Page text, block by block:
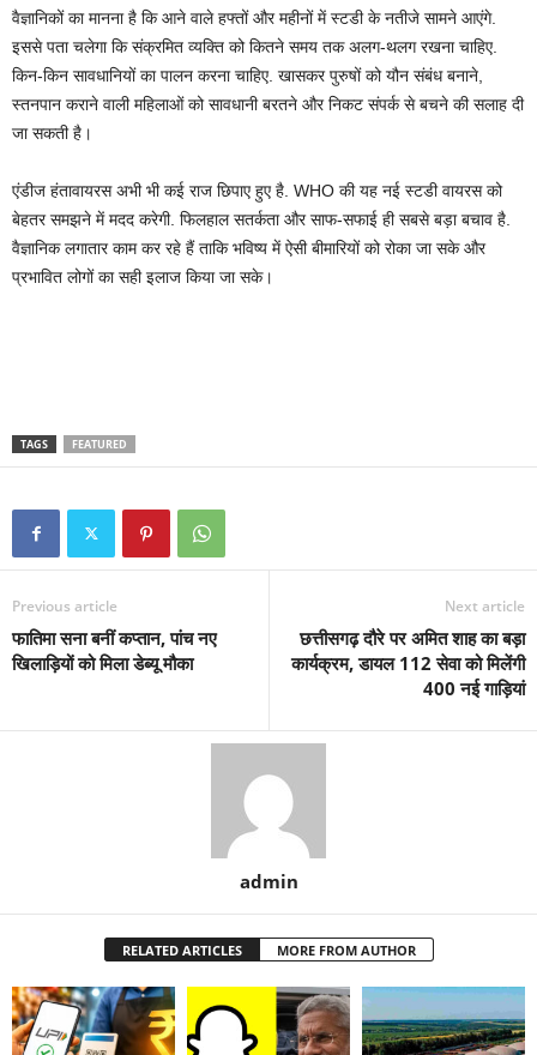
वैज्ञानिकों का मानना है कि आने वाले हफ्तों और महीनों में स्टडी के नतीजे सामने आएंगे.
इससे पता चलेगा कि संक्रमित व्यक्ति को कितने समय तक अलग-थलग रखना चाहिए.
किन-किन सावधानियों का पालन करना चाहिए. खासकर पुरुषों को यौन संबंध बनाने,
स्तनपान कराने वाली महिलाओं को सावधानी बरतने और निकट संपर्क से बचने की सलाह दी
जा सकती है।
एंडीज हंतावायरस अभी भी कई राज छिपाए हुए है. WHO की यह नई स्टडी वायरस को
बेहतर समझने में मदद करेगी. फिलहाल सतर्कता और साफ-सफाई ही सबसे बड़ा बचाव है.
वैज्ञानिक लगातार काम कर रहे हैं ताकि भविष्य में ऐसी बीमारियों को रोका जा सके और
प्रभावित लोगों का सही इलाज किया जा सके।
TAGS FEATURED
Previous article
फातिमा सना बनीं कप्तान, पांच नए
खिलाड़ियों को मिला डेब्यू मौका
Next article
छत्तीसगढ़ दौरे पर अमित शाह का बड़ा
कार्यक्रम, डायल 112 सेवा को मिलेंगी
400 नई गाड़ियां
admin
RELATED ARTICLES MORE FROM AUTHOR